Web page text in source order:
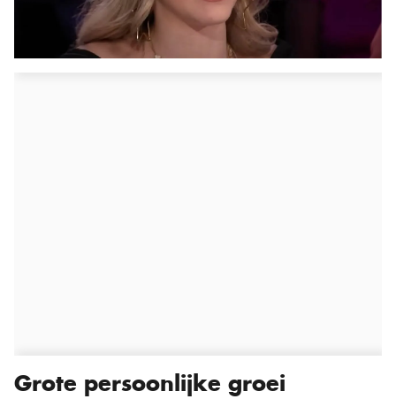
Grote persoonlijke groei